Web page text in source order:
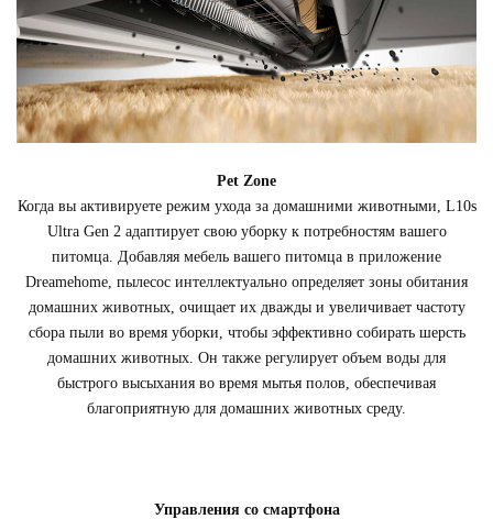
Pet Zone
Когда вы активируете режим ухода за домашними животными, L10s
Ultra Gen 2 адаптирует свою уборку к потребностям вашего
питомца. Добавляя мебель вашего питомца в приложение
Dreamehome, пылесос интеллектуально определяет зоны обитания
домашних животных, очищает их дважды и увеличивает частоту
сбора пыли во время уборки, чтобы эффективно собирать шерсть
домашних животных. Он также регулирует объем воды для
быстрого высыхания во время мытья полов, обеспечивая
благоприятную для домашних животных среду.
Управления со смартфона